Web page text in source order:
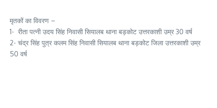
मृतकों का विवरण –
1- रीता पत्नी उदय सिंह निवासी सियालब थाना बड़कोट उत्तरकाशी उम्र 30 वर्ष
2- चंद्र सिंह पुत्र कलम सिंह निवासी सियालब थाना बड़कोट जिला उत्तरकाशी उम्र
50 वर्ष